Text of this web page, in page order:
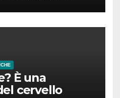
È una
cervello